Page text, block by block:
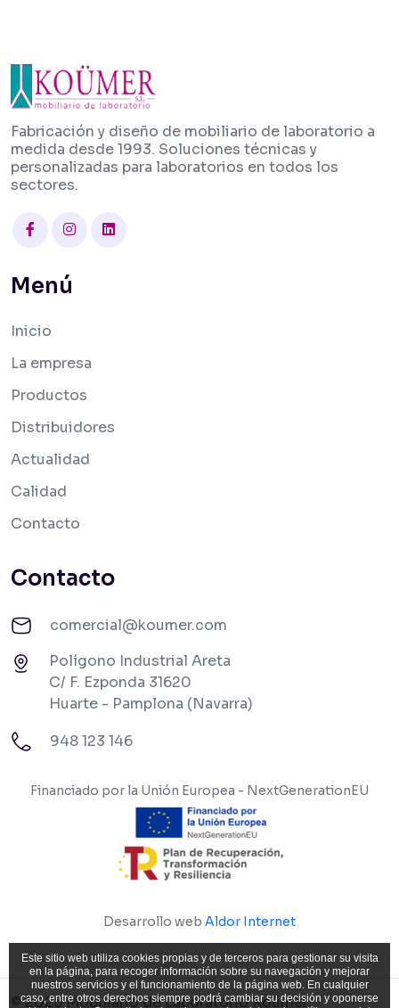
Este sitio web utiliza cookies propias y de terceros para gestionar su visita
en la página, para recoger información sobre su navegación y mejorar
nuestros servicios y el funcionamiento de la página web. En cualquier
caso, entre otros derechos siempre podrá cambiar su decisión y oponerse
Fabricación y diseño de mobiliario de laboratorio a
medida desde 1993. Soluciones técnicas y
personalizadas para laboratorios en todos los
sectores.
Facebook
Instagram
Linkedin
Menú
Inicio
La empresa
Productos
Distribuidores
Actualidad
Calidad
Contacto
Contacto
comercial@koumer.com
Polígono Industrial Areta
C/ F. Ezponda 31620
Huarte - Pamplona (Navarra)
948 123 146
Financiado por la Unión Europea - NextGenerationEU
Desarrollo web Aldor Internet
© 2025 Mobiliario de Laboratorio Koümer